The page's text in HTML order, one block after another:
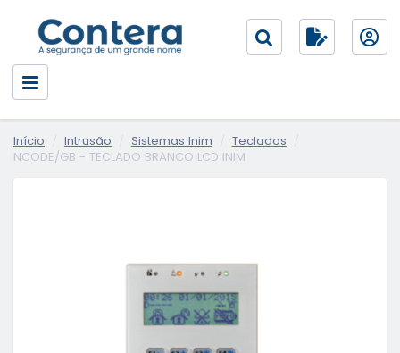
Início Intrusão Sistemas Inim
Teclados
NCODE/GB - TECLADO BRANCO LCD INIM